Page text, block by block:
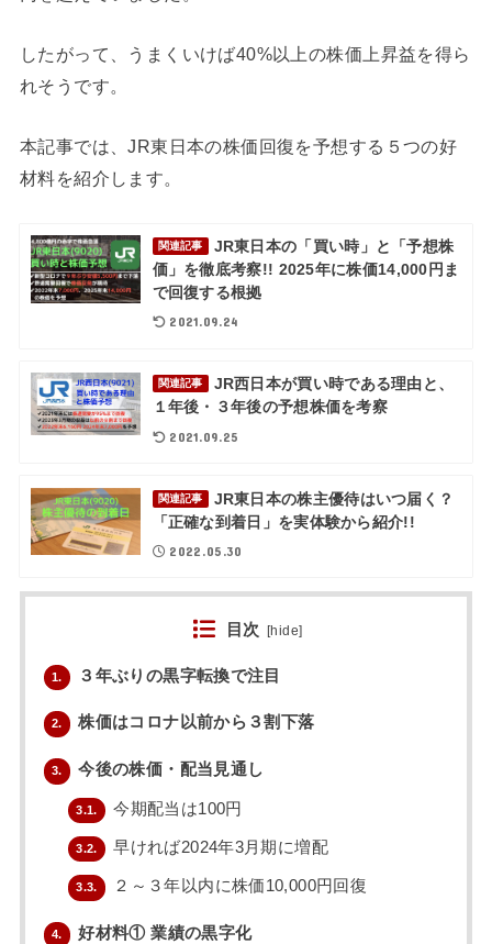
したがって、うまくいけば40%以上の株価上昇益を得ら
れそうです。
本記事では、JR東日本の株価回復を予想する５つの好
材料を紹介します。
関連記事
JR東日本の「買い時」と「予想株
価」を徹底考察!! 2025年に株価14,000円ま
で回復する根拠
2021.09.24
関連記事
JR西日本が買い時である理由と、
１年後・３年後の予想株価を考察
2021.09.25
関連記事
JR東日本の株主優待はいつ届く？
「正確な到着日」を実体験から紹介!!
2022.05.30
目次 [hide]
1. ３年ぶりの黒字転換で注目
2. 株価はコロナ以前から３割下落
3. 今後の株価・配当見通し
3.1. 今期配当は100円
3.2. 早ければ2024年3月期に増配
3.3. ２～３年以内に株価10,000円回復
4. 好材料① 業績の黒字化